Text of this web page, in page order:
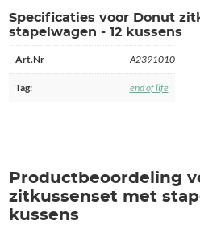
Specificaties voor Donut
stapelwagen - 12 kussens
Art.Nr A2391010
Tag: end of life
Productbeoordeling
zitkussenset met
kussens